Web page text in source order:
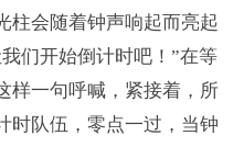
柱会随着钟声响起而亮起
们开始倒计时吧！”在等
样一句呼喊，紧接着，所
时队伍，零点一过，当钟